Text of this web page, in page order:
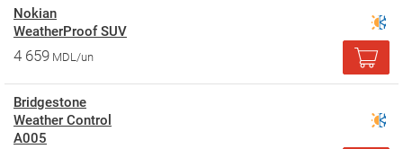
Nokian
WeatherProof SUV
4 659 MDL/un
Bridgestone
Weather Control
A005